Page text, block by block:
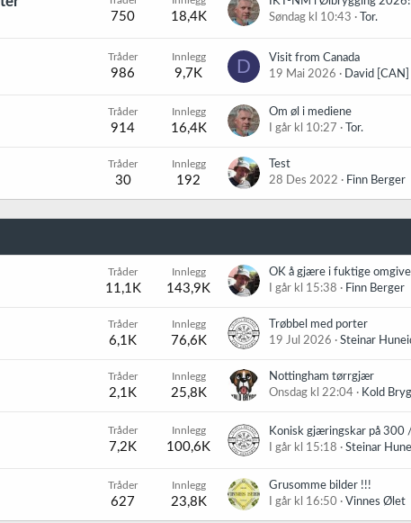
750 18,4K
Søndag kl 10:43
Tor.
Tråder
986
Innlegg
9,7K D
Visit from Canada
19 Mai 2026
David [CAN]
Tråder
914
Innlegg
16,4K
Om øl i mediene
I går kl 10:27
Tor.
Tråder
30
Innlegg
192
Test
28 Des 2022
Finn Berger
Tråder
11,1K
Innlegg
143,9K
OK å gjære i fuktige
I går kl 15:38
Finn Berger
Tråder
6,1K
Innlegg
76,6K
Trøbbel med porter
19 Jul 2026
Steinar
Tråder
2,1K
Innlegg
25,8K
Nottingham tørrgjær
Onsdag kl 22:04
Kold
Tråder
7,2K
Innlegg
100,6K
Konisk gjæringskar på 300
I går kl 15:18
Steinar
Tråder
627
Innlegg
23,8K
Grusomme bilder !!!
I går kl 16:50
Vinnes Ølet